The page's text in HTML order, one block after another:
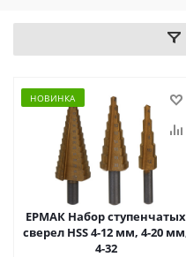
НОВИНКА
ЕРМАК Набор ступенчатых
сверел HSS 4-12 мм, 4-20
4-32